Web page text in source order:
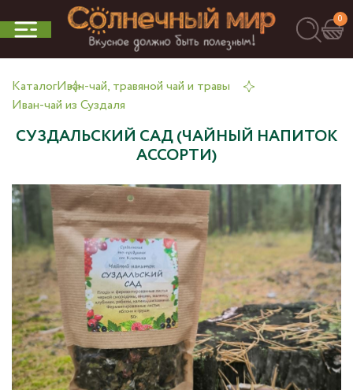
0
КаталогИван-чай, травяной чай и травы
Иван-чай из Суздаля
СУЗДАЛЬСКИЙ САД (ЧАЙНЫЙ НАПИТОК
АССОРТИ)